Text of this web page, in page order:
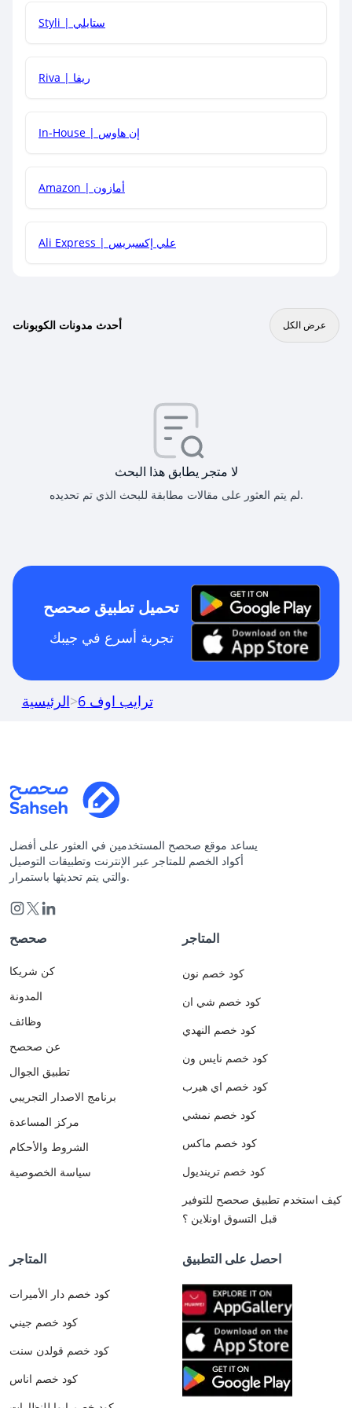
هل يمكنني جمع كود خصم مع العروض الأخرى؟
Styli | ستايلي
Riva | ريفا
In-House | إن هاوس
Amazon | أمازون
Ali Express | علي إكسبريس
أحدث مدونات الكوبونات عرض الكل
لا متجر يطابق هذا البحث
لم يتم العثور على مقالات مطابقة للبحث الذي تم تحديده.
تحميل تطبيق صحصح
تجربة أسرع في جيبك
الرئيسية> ترايب اوف 6
يساعد موقع صحصح المستخدمين في العثور على أفضل
أكواد الخصم للمتاجر عبر الإنترنت وتطبيقات التوصيل
والتي يتم تحديثها باستمرار.
صحصح
كن شريكا
المدونة
وظائف
عن صحصح
تطبيق الجوال
برنامج الاصدار التجريبي
مركز المساعدة
الشروط والأحكام
سياسة الخصوصية
المتاجر
كود خصم نون
كود خصم شي ان
كود خصم النهدي
كود خصم نايس ون
كود خصم اي هيرب
كود خصم نمشي
كود خصم ماكس
كود خصم ترينديول
كيف استخدم تطبيق صحصح للتوفير
قبل التسوق اونلاين ؟
المتاجر
كود خصم دار الأميرات
كود خصم جيني
كود خصم قولدن سنت
كود خصم اناس
احصل على التطبيق